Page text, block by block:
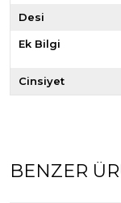
Desi
Ek Bilgi
Cinsiyet
BENZER